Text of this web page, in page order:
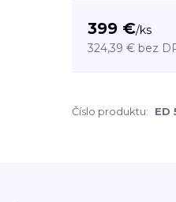
399 €/ks
324,39 € bez
Číslo produktu: ED